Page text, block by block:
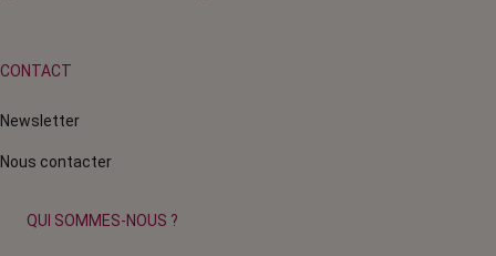
CONTACT
Newsletter
Nous contacter
QUI SOMMES-NOUS ?